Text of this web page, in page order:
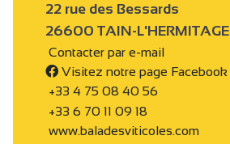
22 rue des Bessards
26600 TAIN-L'HERMITAGE
Contacter par e-mail
Visitez notre page Facebook
+33 4 75 08 40 56
+33 6 70 11 09 18
www.baladesviticoles.com